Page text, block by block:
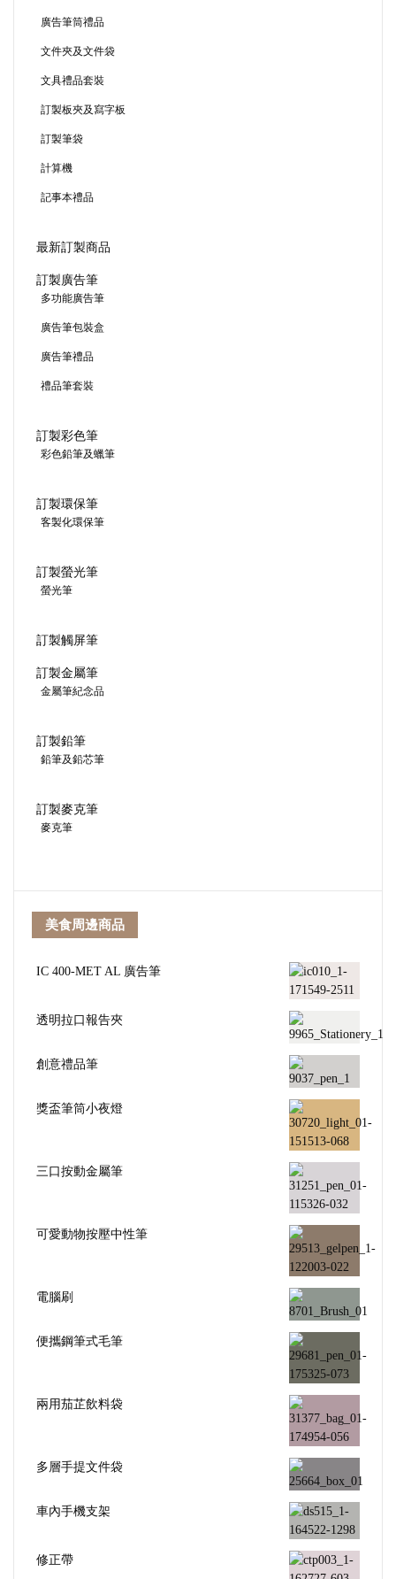
廣告筆筒禮品
文件夾及文件袋
文具禮品套裝
訂製板夾及寫字板
訂製筆袋
計算機
記事本禮品
最新訂製商品
訂製廣告筆
多功能廣告筆
廣告筆包裝盒
廣告筆禮品
禮品筆套裝
訂製彩色筆
彩色鉛筆及蠟筆
訂製環保筆
客製化環保筆
訂製螢光筆
螢光筆
訂製觸屏筆
訂製金屬筆
金屬筆紀念品
訂製鉛筆
鉛筆及鉛芯筆
訂製麥克筆
麥克筆
美食周邊商品
IC 400-MET AL 廣告筆
透明拉口報告夾
創意禮品筆
獎盃筆筒小夜燈
三口按動金屬筆
可愛動物按壓中性筆
電腦刷
便攜鋼筆式毛筆
兩用茄芷飲料袋
多層手提文件袋
車內手機支架
修正帶